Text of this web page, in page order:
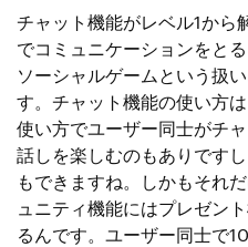
チャット機能がレベル1から
でコミュニケーションをと
ソーシャルゲームという扱
す。チャット機能の使い方
使い方でユーザー同士がチ
話しを楽しむのもありです
もできますね。しかもそれ
ュニティ機能にはプレゼン
るんです。ユーザー同士で